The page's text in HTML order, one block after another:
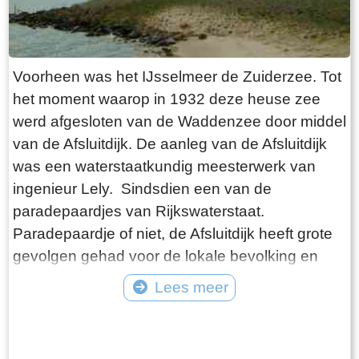
Waddenzee. Als je parkeert op de kleine
parkeerplaats ter plaatse van de dijkovergang
heb je een mooie wandeling voor de boeg naar
het einde van de pier. Het fiets- en wandelpad
ligt op een verheven talud zodat je een prachtig
enigszins verhoogd uitzicht hebt. De eerste paar
honderd meter loop je te midden van typische
kwelders. Verschillende soorten begroeiing
volgen elkaar op. Naarmate je de slikvelden
nadert verandert het gebied. Van afbrokkelende
grove sliksculpturen tot slikvelden met vloeiende
vormen, doorsneden door slenken en geulen.
Vervolgens kom je terecht in een gedeelte waar
Voorheen was het IJsselmeer de Zuiderzee. Tot
het moment waarop in 1932 deze heuse zee
werd afgesloten van de Waddenzee door middel
van de Afsluitdijk. De aanleg van de Afsluitdijk
was een waterstaatkundig meesterwerk van
ingenieur Lely. Sindsdien een van de
paradepaardjes van Rijkswaterstaat.
Paradepaardje of niet, de Afsluitdijk heeft grote
gevolgen gehad voor de lokale bevolking en
aanliggende havenplaatsen en achterland.
Vissers werd grotendeels hun broodwinning
Lees meer